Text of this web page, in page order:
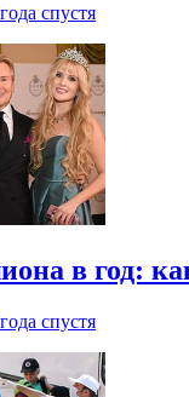
спустя
в год:
спустя